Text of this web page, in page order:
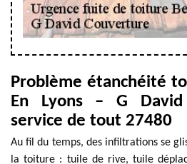
Problème étanchéité
En Lyons – G
service de tout 27480
Au fil du temps, des infiltrations se
la toiture : tuile de rive, tuile